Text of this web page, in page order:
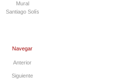
Mural
Santiago Solís
Navegar
Anterior
Siguiente